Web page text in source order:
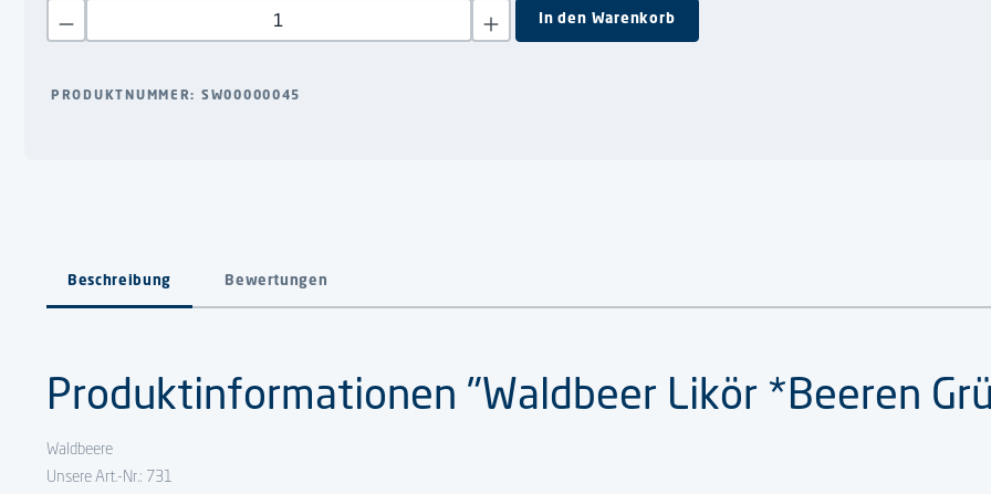
Produkt Anzahl: Gib den gewünschten Wert ein oder benutze die Schaltflächen um die Anzahl zu erhöhen oder zu reduzieren.
In den Warenkorb
PRODUKTNUMMER: SW00000045
Beschreibung Bewertungen
Produktinformationen "Waldbeer Likör *Beeren
Waldbeere
Unsere Art.-Nr.: 731